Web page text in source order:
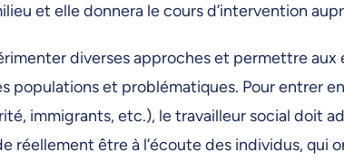
et elle donnera le cours d’intervention
diverses approches et permettre
et problématiques. Pour entrer
immigrants, etc.), le travailleur social doit
réellement être à l’écoute des individus, qui